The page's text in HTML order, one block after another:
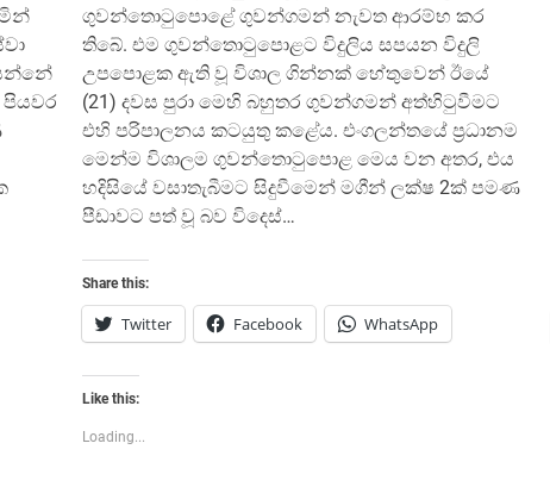
පියවර
ගුවන්තොටුපොළේ ගුවන්ගමන් නැවත ආරම්භ කර
තිබේ. එම ගුවන්තොටුපොළට විදුලිය සපයන විදුලි
උපපොළක ඇති වූ විශාල ගින්නක් හේතුවෙන් ඊයේ
(21) දවස පුරා මෙහි බහුතර ගුවන්ගමන් අත්හිටුවීමට
එහි පරිපාලනය කටයුතු කළේය. එංගලන්තයේ ප්‍රධානම
මෙන්ම විශාලම ගුවන්තොටුපොළ මෙය වන අතර, එය
හදිසියේ වසාතැබීමට සිදුවීමෙන් මගීන් ලක්ෂ 2ක් පමණ
පීඩාවට පත් වූ බව විදෙස්…
Share this:
Twitter Facebook WhatsApp
Like this:
Loading...